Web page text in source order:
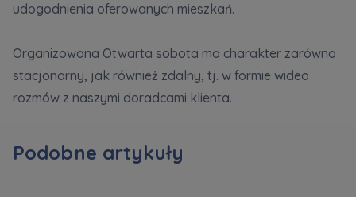
udogodnienia oferowanych mieszkań.
Organizowana Otwarta sobota ma charakter zarówno
stacjonarny, jak również zdalny, tj. w formie wideo
rozmów z naszymi doradcami klienta.
Podobne artykuły
Wyrażam zgodę na otrzymywanie informacji
Każdej osobie przysługuje prawo dostępu do
Rozwiń
Zawiadomienia o nabyciu lub posiadaniu znacznego